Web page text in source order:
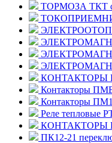
ТОРМОЗА
КОНТАКТОРЫ
Контакторы
Контакторы
Реле тепловые
КОНТАКТОРЫ
ПК12-21